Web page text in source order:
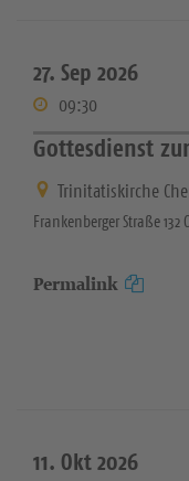
27. Sep 2026
09:30
Gottesdienst
Trinitatiskirche
Frankenberger Straße 132
Permalink
11. Okt 2026